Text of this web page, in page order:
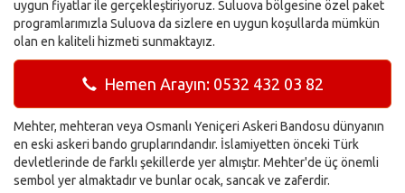
uygun fiyatlar ile gerçekleştiriyoruz. Suluova bölgesine özel paket
programlarımızla Suluova da sizlere en uygun koşullarda mümkün
olan en kaliteli hizmeti sunmaktayız.
Hemen Arayın: 0532 432 03 82
Mehter, mehteran veya Osmanlı Yeniçeri Askeri Bandosu dünyanın
en eski askeri bando gruplarındandır. İslamiyetten önceki Türk
devletlerinde de farklı şekillerde yer almıştır. Mehter'de üç önemli
sembol yer almaktadır ve bunlar ocak, sancak ve zaferdir.